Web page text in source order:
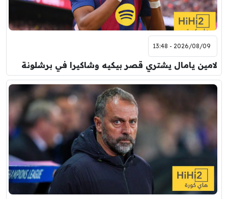
2026/08/09 - 13:48
لامين يامال يشتري قصر بيكيه وشاكيرا في برشلونة